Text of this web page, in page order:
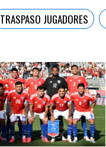
TRASPASO JUGADORES